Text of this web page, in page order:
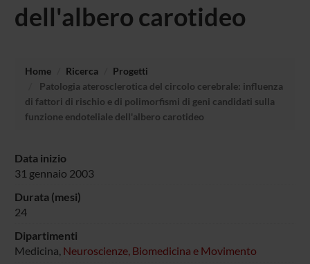
dell'albero carotideo
Home Ricerca
Progetti
Patologia aterosclerotica del circolo cerebrale: influenza
di fattori di rischio e di polimorfismi di geni candidati sulla
funzione endoteliale dell'albero carotideo
Data inizio
31 gennaio 2003
Durata (mesi)
24
Dipartimenti
Medicina, Neuroscienze, Biomedicina e Movimento